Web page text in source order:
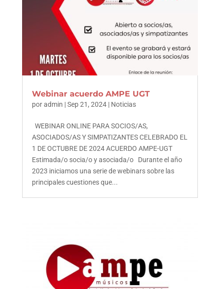
Webinar acuerdo AMPE UGT
poradmin |Sep 21, 2024| Noticias
WEBINAR ONLINE PARA SOCIOS/AS,
ASOCIADOS/AS Y SIMPATIZANTES CELEBRADO EL
1 DE OCTUBRE DE 2024 ACUERDO AMPE-UGT
Estimada/o socia/o y asociada/o Durante el año
2023 iniciamos una serie de webinars sobre las
principales cuestiones que...